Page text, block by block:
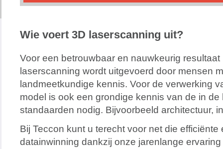
Wie voert 3D laserscanning uit?
Voor een betrouwbaar en nauwkeurig
laserscanning wordt uitgevoerd door mensen
landmeetkundige kennis. Voor de verwerking
model is ook een grondige kennis van de in
standaarden nodig. Bijvoorbeeld architectuur,
Bij Teccon kunt u terecht voor net die efficiënte
datainwinning dankzij onze jarenlange